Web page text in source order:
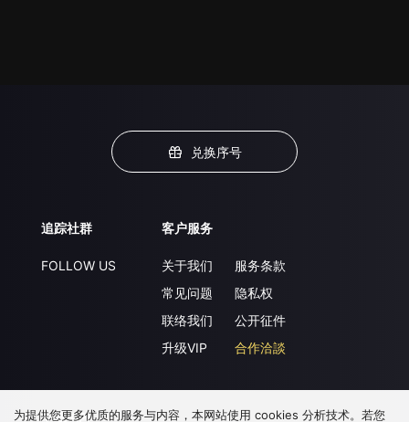
兑换序号
追踪社群
FOLLOW US
客户服务
关于我们
常见问题
联络我们
升级VIP
服务条款
隐私权
公开征件
合作洽談
下载 APP
为提供您更多优质的服务与内容，本网站使用 cookies 分析技术。若您